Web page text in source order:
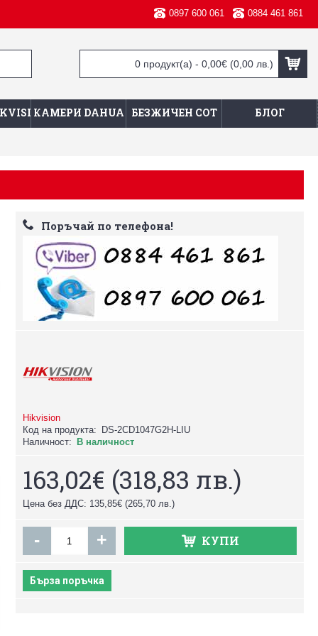
0897 600 061 0884 461 861
0 продукт(а) - 0,00€(0,00 лв.)
КАМЕРИ DAHUA БЕЗЖИЧЕН СОТ БЛОГ
Поръчай по телефона!
Hikvision
Код на продукта:
DS-2CD1047G2H-LIU
Наличност:
В наличност
163,02€ (318,83 лв.)
Цена без ДДС: 135,85€ (265,70 лв.)
- + КУПИ
Бърза поръчка